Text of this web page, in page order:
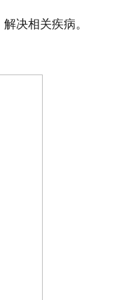
决相关疾病。